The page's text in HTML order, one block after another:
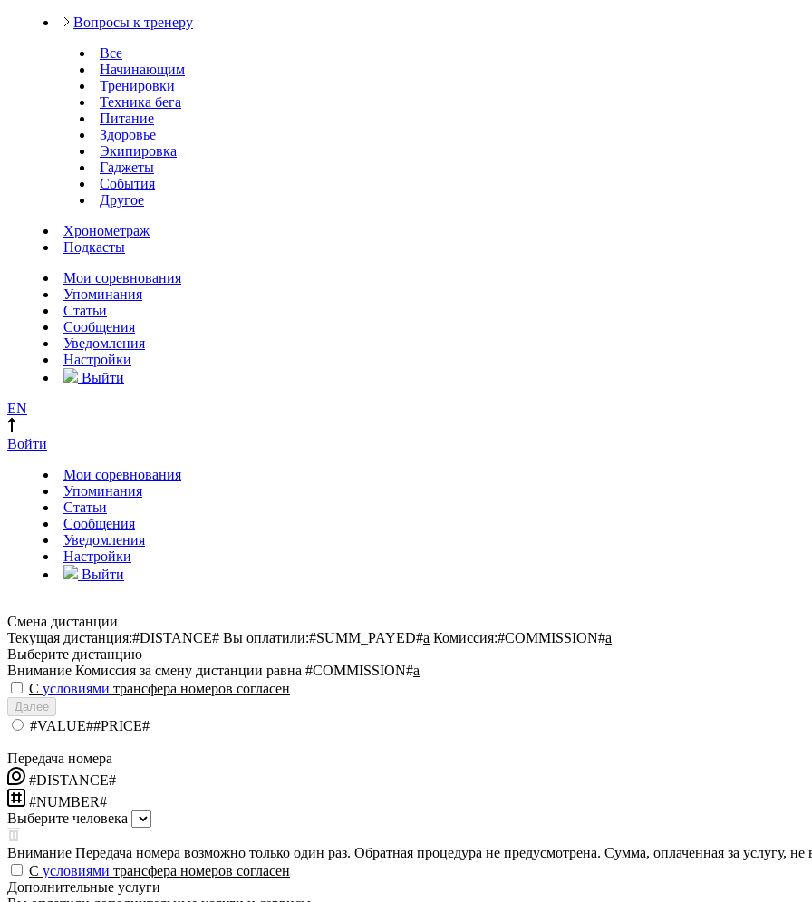
Вопросы к тренеру
Все
Начинающим
Тренировки
Техника бега
Питание
Здоровье
Экипировка
Гаджеты
События
Другое
Хронометраж
Подкасты
Мои соревнования
Упоминания
Статьи
Сообщения
Уведомления
Настройки
Выйти
EN
Войти
Мои соревнования
Упоминания
Статьи
Сообщения
Уведомления
Настройки
Выйти
Смена дистанции
Текущая дистанция:#DISTANCE# Вы оплатили:#SUMM_PAYED#a Комиссия:#COMMISSION#a
Выберите дистанцию
Внимание Комиссия за смену дистанции равна #COMMISSION#a
С условиями трансфера номеров согласен
Далее
#VALUE##PRICE#
Передача номера
#DISTANCE#
#NUMBER#
Выберите человека
Внимание Передача номера возможно только один раз. Обратная процедура не предусмотрена. Сумма, оплаченная за услугу, не
С условиями трансфера номеров согласен
Дополнительные услуги